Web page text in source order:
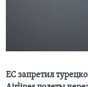
ЕС запретил